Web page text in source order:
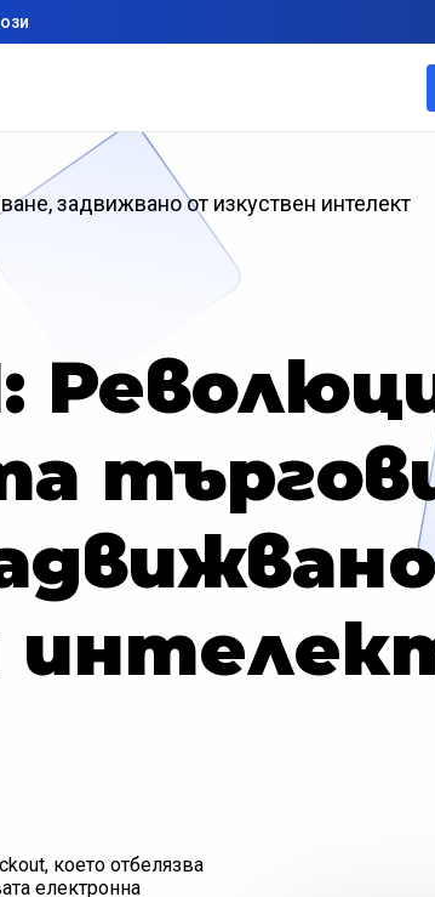
задвижвано от изкуствен интелект
което отбелязва
електронна